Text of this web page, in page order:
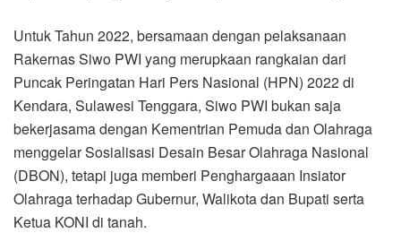
Untuk Tahun 2022, bersamaan dengan pelaksanaan
Rakernas Siwo PWI yang merupkaan rangkaian dari
Puncak Peringatan Hari Pers Nasional (HPN) 2022 di
Kendara, Sulawesi Tenggara, Siwo PWI bukan saja
bekerjasama dengan Kementrian Pemuda dan Olahraga
menggelar Sosialisasi Desain Besar Olahraga Nasional
(DBON), tetapi juga memberi Penghargaaan Insiator
Olahraga terhadap Gubernur, Walikota dan Bupati serta
Ketua KONI di tanah.